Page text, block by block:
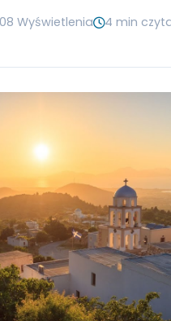
Wyświetlenia
4 min